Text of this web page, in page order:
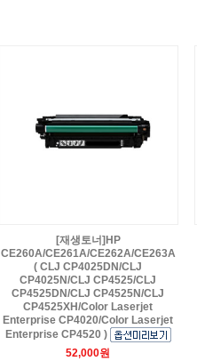
[재생토너]HP
CE260A/CE261A/CE262A/CE263A
( CLJ CP4025DN/CLJ
CP4025N/CLJ CP4525/CLJ
CP4525DN/CLJ CP4525N/CLJ
CP4525XH/Color Laserjet
Enterprise CP4020/Color Laserjet
Enterprise CP4520 )
52,000원